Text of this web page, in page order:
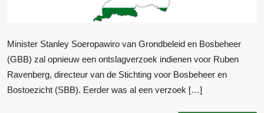
Minister Stanley Soeropawiro van Grondbeleid en Bosbeheer
(GBB) zal opnieuw een ontslagverzoek indienen voor Ruben
Ravenberg, directeur van de Stichting voor Bosbeheer en
Bostoezicht (SBB). Eerder was al een verzoek […]